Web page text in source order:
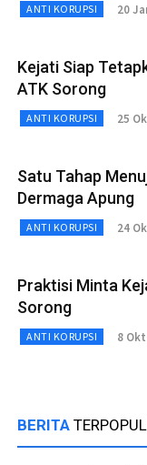
ANTI KORUPSI 20
Kejati Siap
ATK Sorong
ANTI KORUPSI 25
Satu Tahap
Dermaga Apung
ANTI KORUPSI 24
Praktisi Minta
Sorong
ANTI KORUPSI 8
BERITA